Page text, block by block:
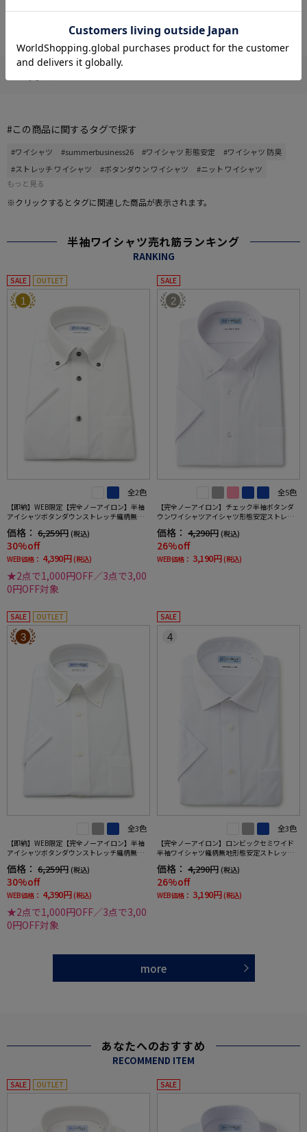
#この商品に関するタグで探す
#ワイシャツ #summerbusiness26 #ワイシャツ 形態安定
#ワイシャツ 防臭
#ストレッチ ワイシャツ
#ボタンダウン ワイシャツ
#ニット ワイシャツ
もっと見る
※クリックするとタグに関連した商品が表示されます。
半袖ワイシャツ売れ筋ランキング
RANKING
SALE OUTLET
1
全2色
【即納】WEB限定【完全ノーアイロン】半袖
アイシャツボタンダウンストレッチ織柄無地i-
価格： 6,259円 (税込)
30%off
WEB価格： 4,390円 (税込)
★2点で1,000円OFF／3点で3,00
0円OFF対象
SALE
2
全5色
【完全ノーアイロン】チェック半袖ボタンダ
ウンワイシャツアイシャツ形態安定ストレッ
価格： 4,290円 (税込)
26%off
WEB価格： 3,190円 (税込)
SALE OUTLET
3
全3色
【即納】WEB限定【完全ノーアイロン】半袖
アイシャツボタンダウンストレッチ織柄無地i-
価格： 6,259円 (税込)
30%off
WEB価格： 4,390円 (税込)
★2点で1,000円OFF／3点で3,00
0円OFF対象
SALE
4
全3色
【完全ノーアイロン】ロンビックセミワイド
半袖ワイシャツ織柄無地形態安定ストレッチ
価格： 4,290円 (税込)
26%off
WEB価格： 3,190円 (税込)
more
あなたへのおすすめ
RECOMMEND ITEM
SALE OUTLET SALE